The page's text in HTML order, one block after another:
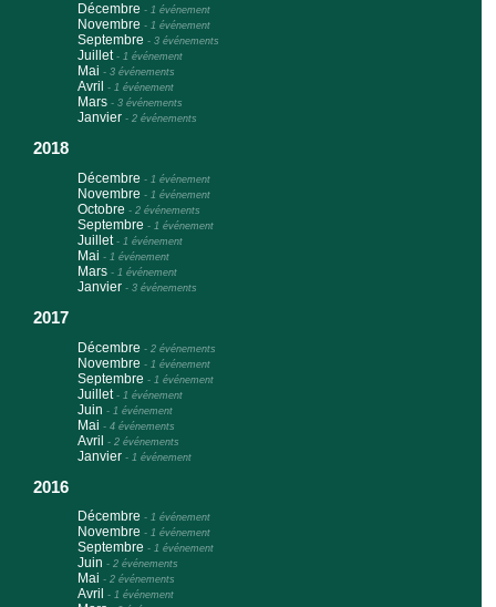
Décembre - 1 événement
Novembre - 1 événement
Septembre - 3 événements
Juillet - 1 événement
Mai - 3 événements
Avril - 1 événement
Mars - 3 événements
Janvier - 2 événements
2018
Décembre - 1 événement
Novembre - 1 événement
Octobre - 2 événements
Septembre - 1 événement
Juillet - 1 événement
Mai - 1 événement
Mars - 1 événement
Janvier - 3 événements
2017
Décembre - 2 événements
Novembre - 1 événement
Septembre - 1 événement
Juillet - 1 événement
Juin - 1 événement
Mai - 4 événements
Avril - 2 événements
Janvier - 1 événement
2016
Décembre - 1 événement
Novembre - 1 événement
Septembre - 1 événement
Juin - 2 événements
Mai - 2 événements
Avril - 1 événement